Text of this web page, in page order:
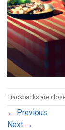
Trackbacks are
← Previous
Next →